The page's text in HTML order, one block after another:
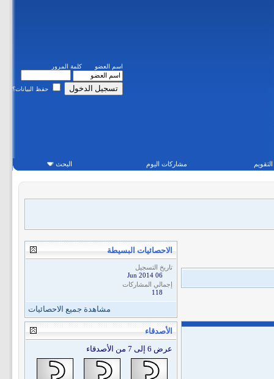
اسم العضو كلمة المرور
حفظ البيانات؟
التقويم مشاركات اليوم البحث
الاحصائيات البسيطة
تاريخ التسجيل
06 Jun 2014
إجمالي المشاركات
118
مشاهدة جميع الاحصائيات
الأصدقاء
عرض 6 إلى 7 من الأصدقاء